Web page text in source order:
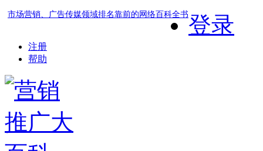
市场营销、广告传媒领域排名靠前的网络百科全书登录
注册
帮助